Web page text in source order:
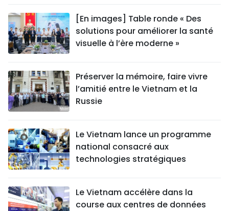
[En images] Table ronde « Des
solutions pour améliorer la santé
visuelle à l’ère moderne »
Préserver la mémoire, faire vivre
l’amitié entre le Vietnam et la
Russie
Le Vietnam lance un programme
national consacré aux
technologies stratégiques
Le Vietnam accélère dans la
course aux centres de données